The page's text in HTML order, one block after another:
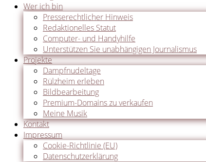
Wer ich bin
Presserechtlicher Hinweis
Redaktionelles Statut
Computer- und Handyhilfe
Unterstützen Sie unabhängigen Journalismus
Projekte
Dampfnudeltage
Rülzheim erleben
Bildbearbeitung
Premium-Domains zu verkaufen
Meine Musik
Kontakt
Impressum
Cookie-Richtlinie (EU)
Datenschutzerklärung